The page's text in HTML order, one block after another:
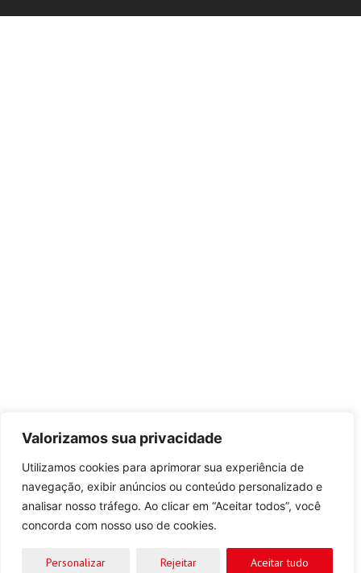
Valorizamos sua privacidade
Utilizamos cookies para aprimorar sua experiência de
navegação, exibir anúncios ou conteúdo personalizado e
analisar nosso tráfego. Ao clicar em “Aceitar todos”, você
concorda com nosso uso de cookies.
Personalizar Rejeitar Aceitar tudo